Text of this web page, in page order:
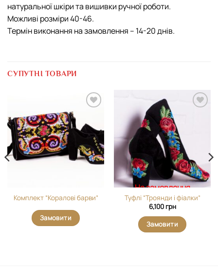
натуральної шкіри та вишивки ручної роботи.
Можливі розміри 40-46.
Термін виконання на замовлення – 14-20 днів.
СУПУТНІ ТОВАРИ
вибране
Комплект “Коралові барви”
Замовити
На замовлення
Туфлі “Троянди і фіалки”
6,100 грн
Замовити